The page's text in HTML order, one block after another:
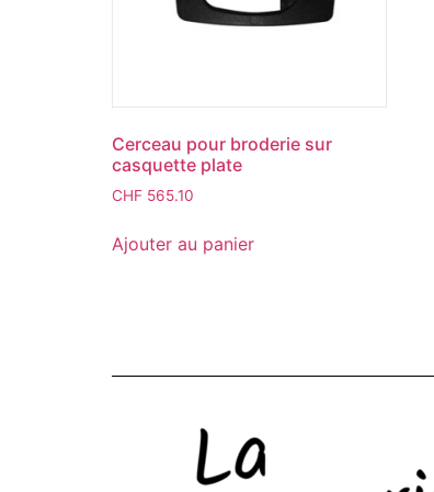
Cerceau pour broderie sur
casquette plate
CHF 565.10
Ajouter au panier